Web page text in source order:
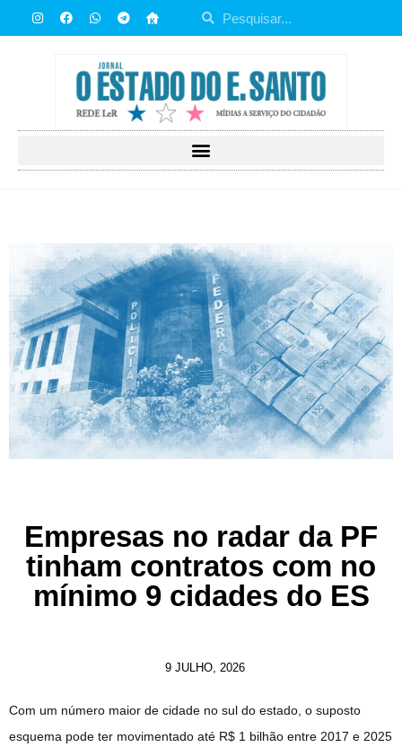
Empresas no radar da PF
tinham contratos com no
mínimo 9 cidades do ES
9 JULHO, 2026
Com um número maior de cidade no sul do estado, o suposto
esquema pode ter movimentado até R$ 1 bilhão entre 2017 e 2025